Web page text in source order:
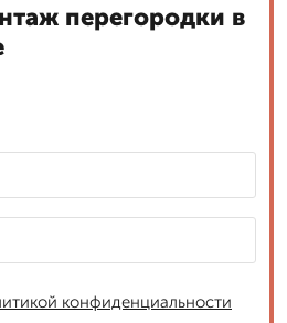
перегородки в
конфиденциальности